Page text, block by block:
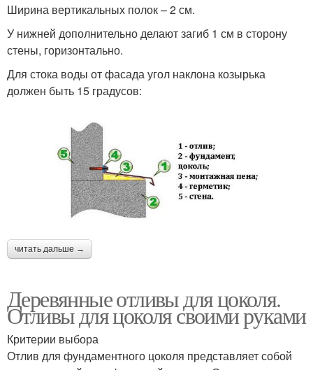
Ширина вертикальных полок – 2 см.
У нижней дополнительно делают загиб 1 см в сторону
стены, горизонтально.
Для стока воды от фасада угол наклона козырька
должен быть 15 градусов:
читать дальше →
Деревянные отливы для цоколя.
Отливы для цоколя своими руками
Критерии выбора
Отлив для фундаментного цоколя представляет собой